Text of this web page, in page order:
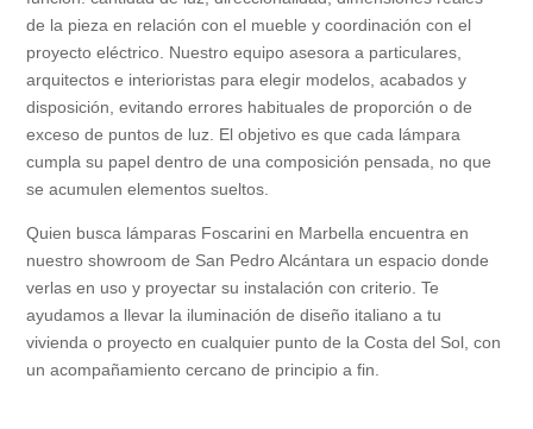
de la pieza en relación con el mueble y coordinación con el
proyecto eléctrico. Nuestro equipo asesora a particulares,
arquitectos e interioristas para elegir modelos, acabados y
disposición, evitando errores habituales de proporción o de
exceso de puntos de luz. El objetivo es que cada lámpara
cumpla su papel dentro de una composición pensada, no que
se acumulen elementos sueltos.
Quien busca lámparas Foscarini en Marbella encuentra en
nuestro showroom de San Pedro Alcántara un espacio donde
verlas en uso y proyectar su instalación con criterio. Te
ayudamos a llevar la iluminación de diseño italiano a tu
vivienda o proyecto en cualquier punto de la Costa del Sol, con
un acompañamiento cercano de principio a fin.